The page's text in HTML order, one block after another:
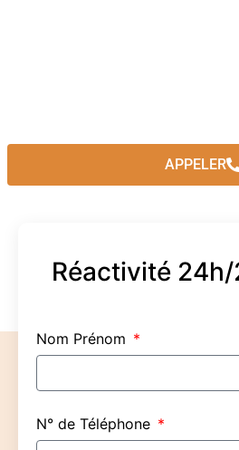
APPELER
Réactivité
Nom Prénom
N° de Téléphone